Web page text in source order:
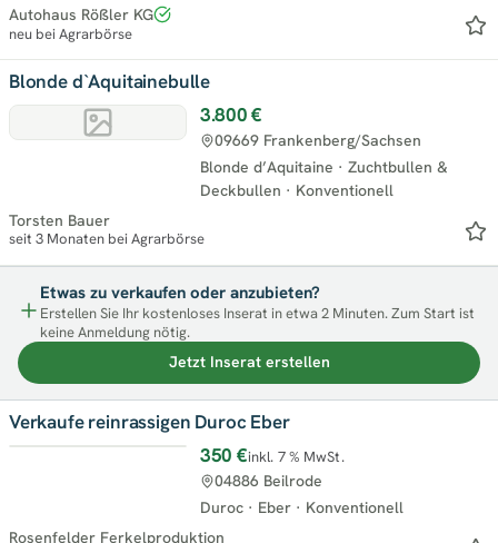
Autohaus Rößler KG
neu bei Agrarbörse
Blonde d`Aquitainebulle
3.800 €
Blonde d’Aquitaine · Zuchtbullen &
Deckbullen · Konventionell
09669 Frankenberg/Sachsen
Torsten Bauer
seit 3 Monaten bei Agrarbörse
Etwas zu verkaufen oder anzubieten?
Erstellen Sie Ihr kostenloses Inserat in etwa 2 Minuten. Zum Start ist
keine Anmeldung nötig.
Jetzt Inserat erstellen
Verkaufe reinrassigen Duroc Eber
350 €inkl. 7 % MwSt.
Duroc · Eber · Konventionell
04886 Beilrode
Rosenfelder Ferkelproduktion